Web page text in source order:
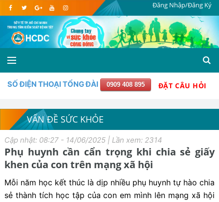
Đăng Nhập/Đăng Ký
SỐ ĐIỆN THOẠI TỔNG ĐÀI 0909 408 895 ĐẶT CÂU HỎI
VẤN ĐỀ SỨC KHỎE
Cập nhật: 08:27 - 14/06/2025 | Lần xem: 2314
Phụ huynh cần cẩn trọng khi chia sẻ giấy
khen của con trên mạng xã hội
Mỗi năm học kết thúc là dịp nhiều phụ huynh tự hào chia
sẻ thành tích học tập của con em mình lên mạng xã hội